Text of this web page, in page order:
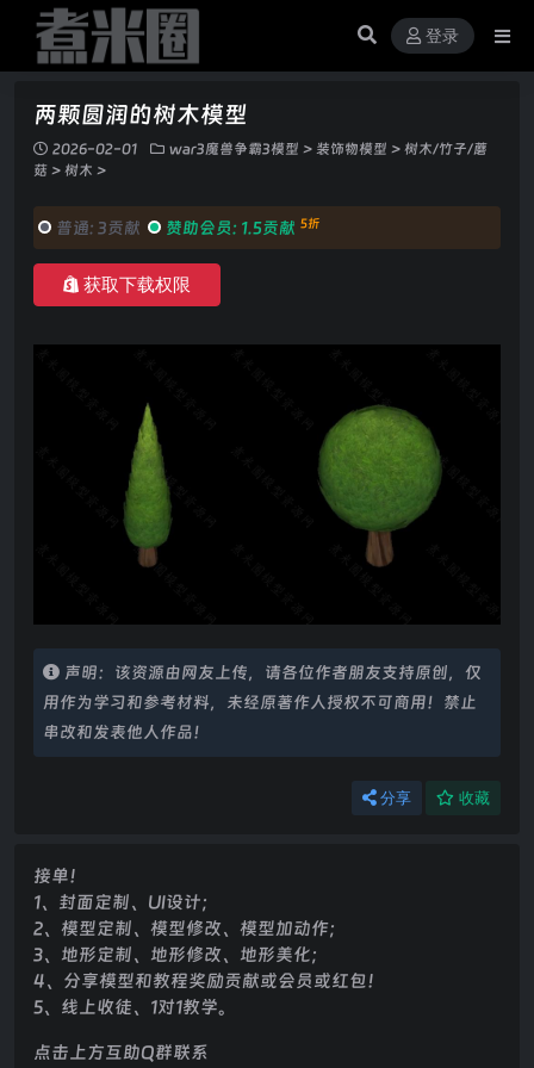
登录
两颗圆润的树木模型
2026-02-01 war3魔兽争霸3模型 > 装饰物模型 > 树木/竹子/蘑
菇 > 树木 >
普通: 3贡献 赞助会员: 1.5贡献 5折
获取下载权限
声明：该资源由网友上传，请各位作者朋友支持原创，仅
用作为学习和参考材料，未经原著作人授权不可商用！禁止
串改和发表他人作品！
分享 收藏
接单！
1、封面定制、UI设计；
2、模型定制、模型修改、模型加动作；
3、地形定制、地形修改、地形美化；
4、分享模型和教程奖励贡献或会员或红包！
5、线上收徒、1对1教学。
点击上方互助Q群联系